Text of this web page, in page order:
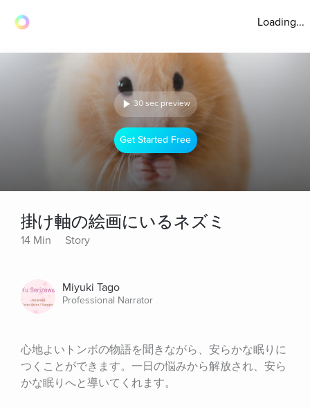
Loading...
30 sec preview
Get Started Free
掛け軸の絵画にいるネズミ
14 Min Story
Miyuki Tago
Professional Narrator
心地よいトンボの物語を聞きながら、安らかな眠りに
つくことができます。一日の悩みから解放され、安ら
かな眠りへと導いてくれます。